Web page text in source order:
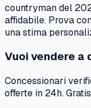
countrymandel
affidabile. Prova
una stima
Vuoi vendere a
Concessionari
offerte in 24h.